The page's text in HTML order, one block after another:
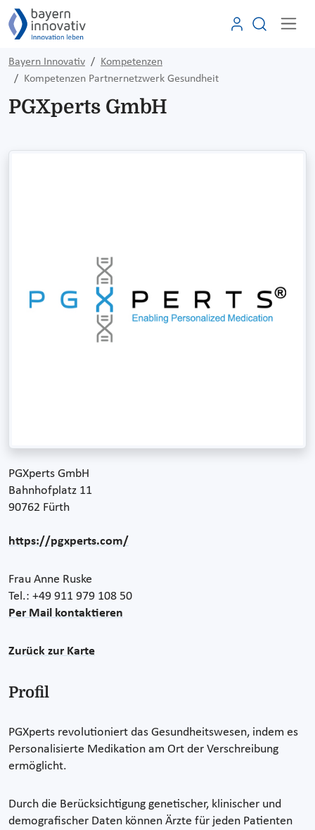
Bayern Innovativ
Kompetenzen
Kompetenzen Partnernetzwerk Gesundheit
PGXperts GmbH
PGXperts GmbH
Bahnhofplatz 11
90762 Fürth
https://pgxperts.com/
Frau Anne Ruske
Tel.: +49 911 979 108 50
Per Mail kontaktieren
Zurück zur Karte
Profil
PGXperts revolutioniert das Gesundheitswesen, indem es
Personalisierte Medikation am Ort der Verschreibung
ermöglicht.
Durch die Berücksichtigung genetischer, klinischer und
demografischer Daten können Ärzte für jeden Patienten